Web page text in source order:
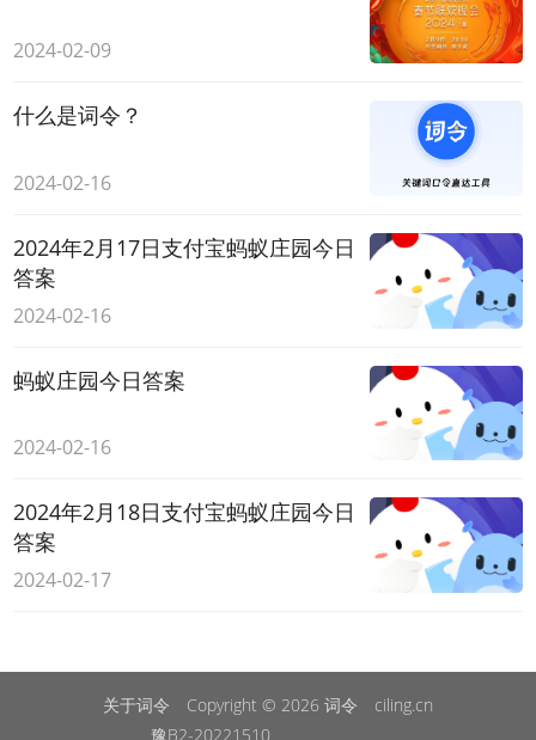
2024-02-09
什么是词令？
2024-02-16
2024年2月17日支付宝蚂蚁庄园今日
答案
2024-02-16
蚂蚁庄园今日答案
2024-02-16
2024年2月18日支付宝蚂蚁庄园今日
答案
2024-02-17
关于词令 Copyright © 2026 词令
ciling.cn
豫B2-20221510